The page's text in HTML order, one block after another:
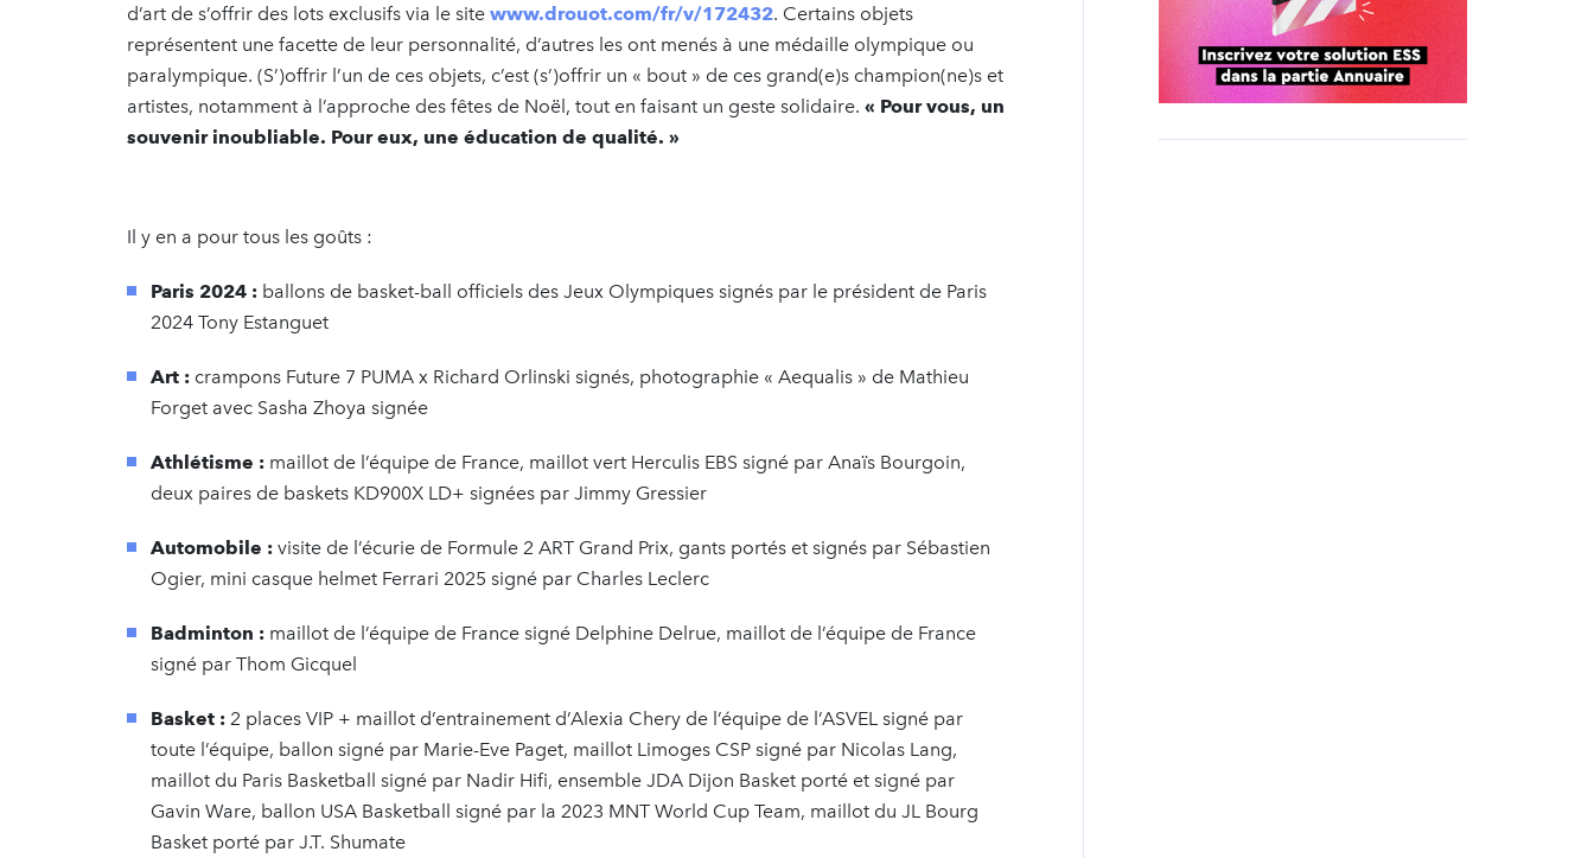
d’art de s’offrir des lots exclusifs via le site www.drouot.com/fr/v/172432. Certains objets
représentent une facette de leur personnalité, d’autres les ont menés à une médaille olympique ou
paralympique. (S’)offrir l’un de ces objets, c’est (s’)offrir un « bout » de ces grand(e)s champion(ne)s et
artistes, notamment à l’approche des fêtes de Noël, tout en faisant un geste solidaire. « Pour vous, un
souvenir inoubliable. Pour eux, une éducation de qualité. »
Il y en a pour tous les goûts :
Paris 2024 : ballons de basket-ball officiels des Jeux Olympiques signés par le président de Paris
2024 Tony Estanguet
Art : crampons Future 7 PUMA x Richard Orlinski signés, photographie « Aequalis » de Mathieu
Forget avec Sasha Zhoya signée
Athlétisme : maillot de l’équipe de France, maillot vert Herculis EBS signé par Anaïs Bourgoin,
deux paires de baskets KD900X LD+ signées par Jimmy Gressier
Automobile : visite de l’écurie de Formule 2 ART Grand Prix, gants portés et signés par Sébastien
Ogier, mini casque helmet Ferrari 2025 signé par Charles Leclerc
Badminton : maillot de l’équipe de France signé Delphine Delrue, maillot de l’équipe de France
signé par Thom Gicquel
Basket : 2 places VIP + maillot d’entrainement d’Alexia Chery de l’équipe de l’ASVEL signé par
toute l’équipe, ballon signé par Marie-Eve Paget, maillot Limoges CSP signé par Nicolas Lang,
maillot du Paris Basketball signé par Nadir Hifi, ensemble JDA Dijon Basket porté et signé par
Gavin Ware, ballon USA Basketball signé par la 2023 MNT World Cup Team, maillot du JL Bourg
Basket porté par J.T. Shumate